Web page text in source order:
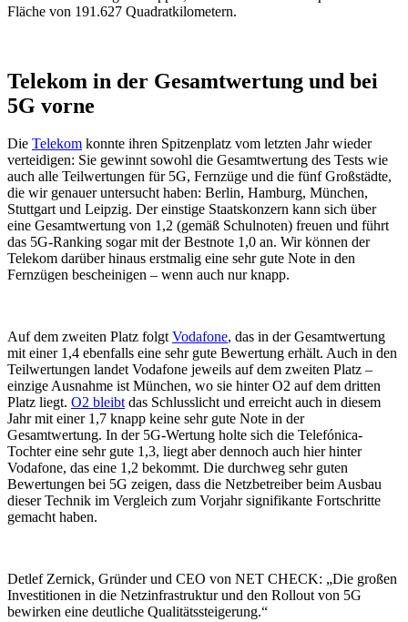
Fläche von 191.627 Quadratkilometern.
Telekom in der Gesamtwertung und bei
5G vorne
Die Telekom konnte ihren Spitzenplatz vom letzten Jahr wieder
verteidigen: Sie gewinnt sowohl die Gesamtwertung des Tests wie
auch alle Teilwertungen für 5G, Fernzüge und die fünf Großstädte,
die wir genauer untersucht haben: Berlin, Hamburg, München,
Stuttgart und Leipzig. Der einstige Staatskonzern kann sich über
eine Gesamtwertung von 1,2 (gemäß Schulnoten) freuen und führt
das 5G-Ranking sogar mit der Bestnote 1,0 an. Wir können der
Telekom darüber hinaus erstmalig eine sehr gute Note in den
Fernzügen bescheinigen – wenn auch nur knapp.
Auf dem zweiten Platz folgtVodafone, das in der Gesamtwertung
mit einer 1,4 ebenfalls eine sehr gute Bewertung erhält. Auch in den
Teilwertungen landet Vodafone jeweils auf dem zweiten Platz –
einzige Ausnahme ist München, wo sie hinter O2 auf dem dritten
Platz liegt. O2 bleibtdas Schlusslicht und erreicht auch in diesem
Jahr mit einer 1,7 knapp keine sehr gute Note in der
Gesamtwertung. In der 5G-Wertung holte sich die Telefónica-
Tochter eine sehr gute 1,3, liegt aber dennoch auch hier hinter
Vodafone, das eine 1,2 bekommt. Die durchweg sehr guten
Bewertungen bei 5G zeigen, dass die Netzbetreiber beim Ausbau
dieser Technik im Vergleich zum Vorjahr signifikante Fortschritte
gemacht haben.
Detlef Zernick, Gründer und CEO von NET CHECK: „Die großen
Investitionen in die Netzinfrastruktur und den Rollout von 5G
bewirken eine deutliche Qualitätssteigerung.“